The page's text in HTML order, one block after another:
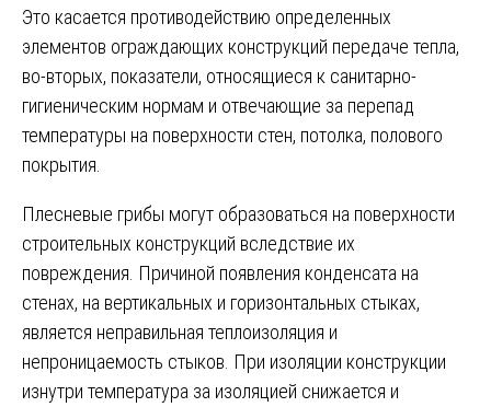
Это касается противодействию определенных
элементов ограждающих конструкций передаче тепла,
во-вторых, показатели, относящиеся к санитарно-
гигиеническим нормам и отвечающие за перепад
температуры на поверхности стен, потолка, полового
покрытия.
Плесневые грибы могут образоваться на поверхности
строительных конструкций вследствие их
повреждения. Причиной появления конденсата на
стенах, на вертикальных и горизонтальных стыках,
является неправильная теплоизоляция и
непроницаемость стыков. При изоляции конструкции
изнутри температура за изоляцией снижается и